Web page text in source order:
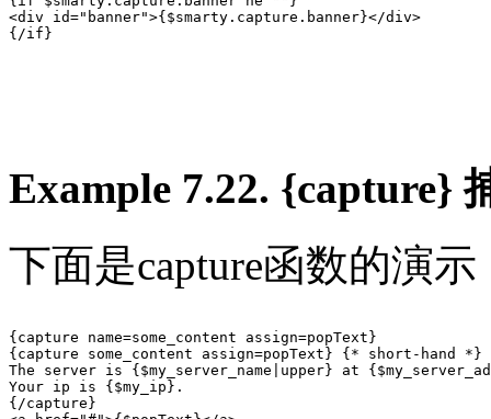
<div id="banner">{$smarty.capture.banner}</div>
{/if}
Example 7.22. {capture}
下面是capture函数的演示
{capture name=some_content assign=popText}
{capture some_content assign=popText} {* short-hand *}
The server is {$my_server_name|upper} at
Your ip is {$my_ip}.
{/capture}